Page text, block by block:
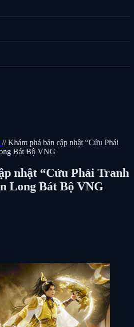
// Khám phá bản cập nhật “Cửu Phái
Bát Bộ VNG
nhật “Cửu Phái Tranh
Long Bát Bộ VNG